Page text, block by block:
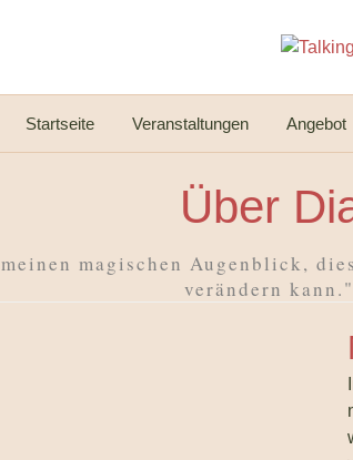
Startseite Veranstaltungen Angebot
Über
magischen Augenblick,
verändern